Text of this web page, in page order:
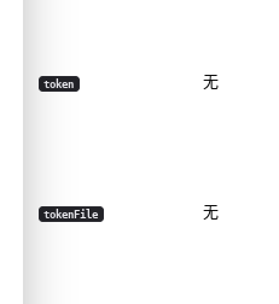
token 无
tokenFile 无